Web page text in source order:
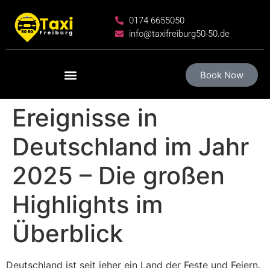
0174 6655050
info@taxifreiburg50-50.de
Book Now
Ereignisse in
Deutschland im Jahr
2025 – Die großen
Highlights im
Überblick
Deutschland ist seit jeher ein Land der Feste und Feiern.